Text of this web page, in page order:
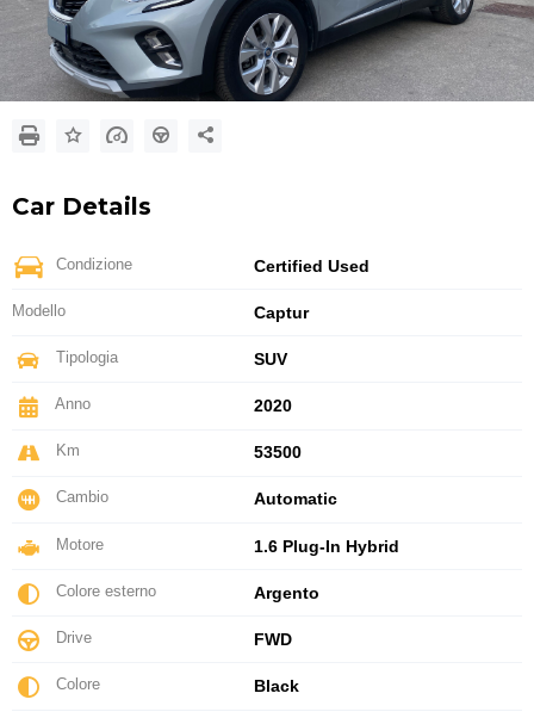
Car Details
Condizione Certified Used
Modello Captur
Tipologia SUV
Anno 2020
Km 53500
Cambio Automatic
Motore 1.6 Plug-In Hybrid
Colore esterno Argento
Drive FWD
Colore Black